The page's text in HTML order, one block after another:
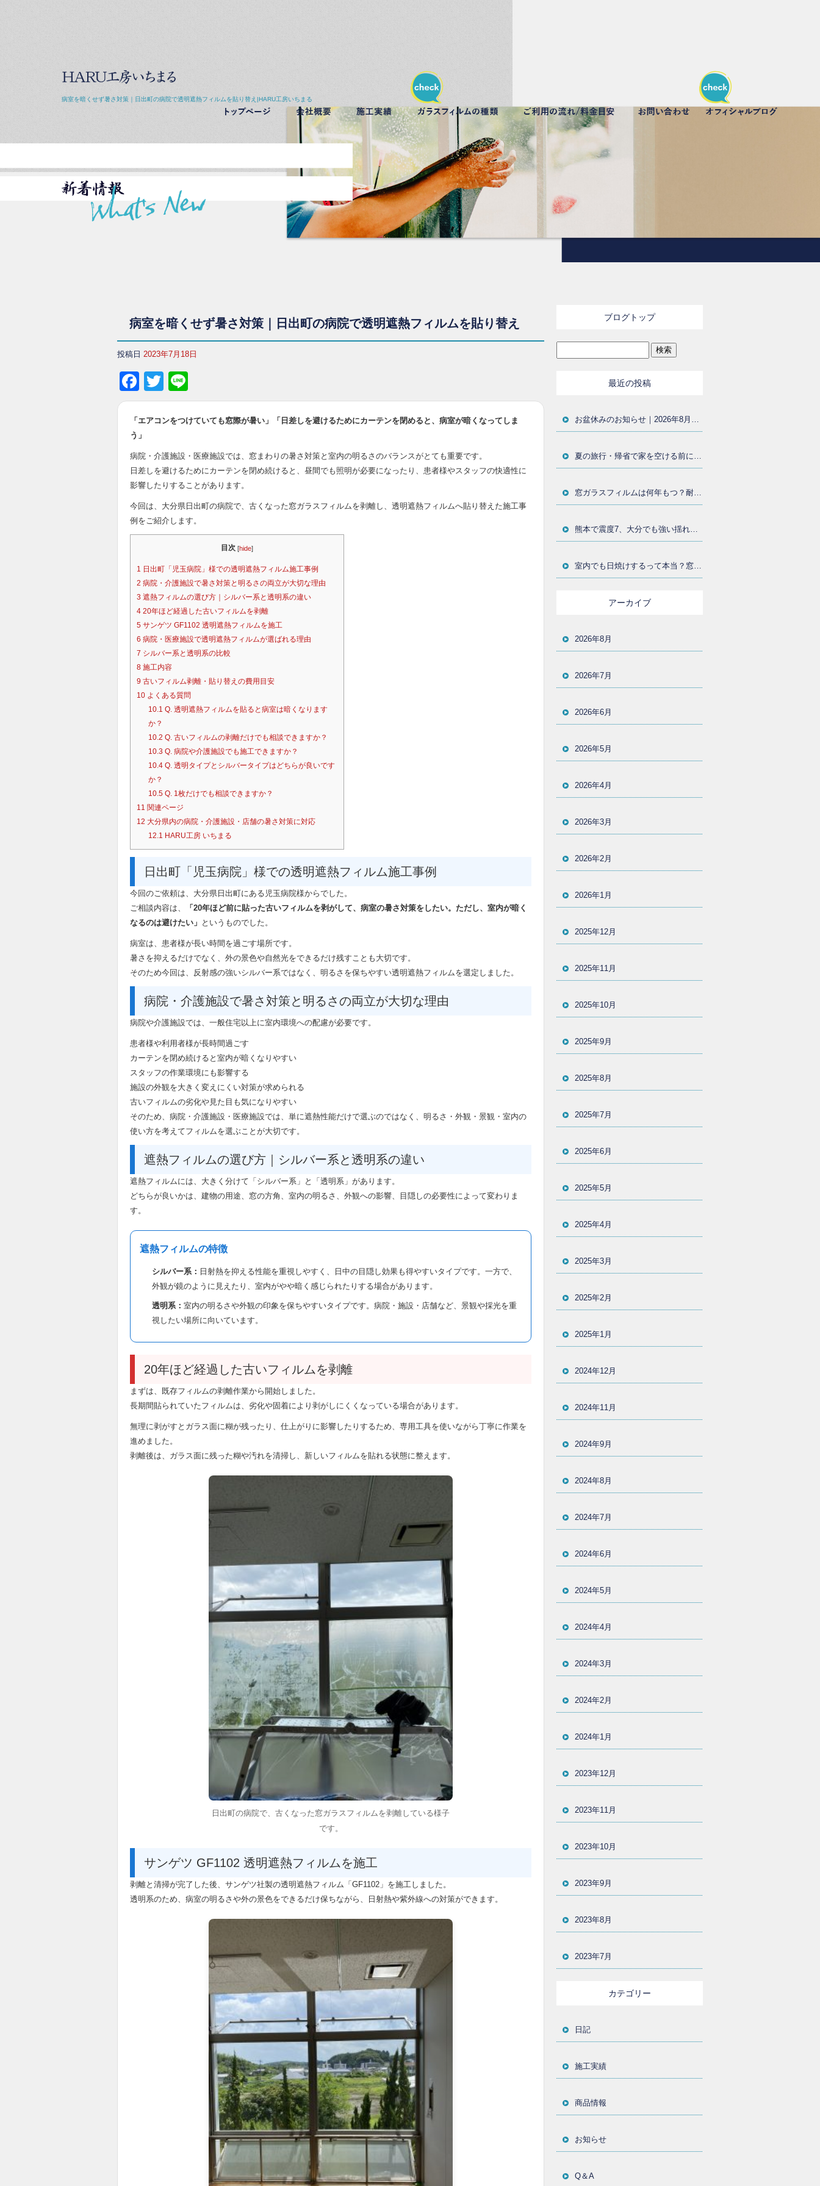
病室を暗くせず暑さ対策｜日出町の病院で透明遮熱フィルムを貼り替え|HARU工房いちまる
病室を暗くせず暑さ対策｜日出町の病院で透明遮熱フィルムを貼り替え
投稿日 2023年7月18日
Facebook
Twitter
「エアコンをつけていても窓際が暑い」「日差しを避けるためにカーテンを閉めると、病室が暗くなってしま
う」
病院・介護施設・医療施設では、窓まわりの暑さ対策と室内の明るさのバランスがとても重要です。
日差しを避けるためにカーテンを閉め続けると、昼間でも照明が必要になったり、患者様やスタッフの快適性に
影響したりすることがあります。
今回は、大分県日出町の病院で、古くなった窓ガラスフィルムを剥離し、透明遮熱フィルムへ貼り替えた施工事
例をご紹介します。
目次 [hide]
1 日出町「児玉病院」様での透明遮熱フィルム施工事例
2 病院・介護施設で暑さ対策と明るさの両立が大切な理由
3 遮熱フィルムの選び方｜シルバー系と透明系の違い
4 20年ほど経過した古いフィルムを剥離
5 サンゲツ GF1102 透明遮熱フィルムを施工
6 病院・医療施設で透明遮熱フィルムが選ばれる理由
7 シルバー系と透明系の比較
8 施工内容
9 古いフィルム剥離・貼り替えの費用目安
10 よくある質問
10.1 Q. 透明遮熱フィルムを貼ると病室は暗くなります
か？
10.2 Q. 古いフィルムの剥離だけでも相談できますか？
10.3 Q. 病院や介護施設でも施工できますか？
10.4Q. 透明タイプとシルバータイプはどちらが良いです
か？
10.5Q. 1枚だけでも相談できますか？
11 関連ページ
12 大分県内の病院・介護施設・店舗の暑さ対策に対応
12.1 HARU工房 いちまる
日出町「児玉病院」様での透明遮熱フィルム施工事例
今回のご依頼は、大分県日出町にある児玉病院様からでした。
ご相談内容は、
「20年ほど前に貼った古いフィルムを剥がして、病室の暑さ対策をしたい。ただし、室内が暗く
なるのは避けたい」 というものでした。
病室は、患者様が長い時間を過ごす場所です。
暑さを抑えるだけでなく、外の景色や自然光をできるだけ残すことも大切です。
そのため今回は、反射感の強いシルバー系ではなく、明るさを保ちやすい透明遮熱フィルムを選定しました。
病院・介護施設で暑さ対策と明るさの両立が大切な理由
病院や介護施設では、一般住宅以上に室内環境への配慮が必要です。
患者様や利用者様が長時間過ごす
カーテンを閉め続けると室内が暗くなりやすい
スタッフの作業環境にも影響する
施設の外観を大きく変えにくい対策が求められる
古いフィルムの劣化や見た目も気になりやすい
そのため、病院・介護施設・医療施設では、単に遮熱性能だけで選ぶのではなく、明るさ・外観・景観・室内の
使い方を考えてフィルムを選ぶことが大切です。
遮熱フィルムの選び方｜シルバー系と透明系の違い
遮熱フィルムには、大きく分けて「シルバー系」と「透明系」があります。
どちらが良いかは、建物の用途、窓の方角、室内の明るさ、外観への影響、目隠しの必要性によって変わりま
す。
遮熱フィルムの特徴
シルバー系： 日射熱を抑える性能を重視しやすく、日中の目隠し効果も得やすいタイプです。一方で、
外観が鏡のように見えたり、室内がやや暗く感じられたりする場合があります。
透明系： 室内の明るさや外観の印象を保ちやすいタイプです。病院・施設・店舗など、景観や採光を重
視したい場所に向いています。
20年ほど経過した古いフィルムを剥離
まずは、既存フィルムの剥離作業から開始しました。
長期間貼られていたフィルムは、劣化や固着により剥がしにくくなっている場合があります。
無理に剥がすとガラス面に糊が残ったり、仕上がりに影響したりするため、専用工具を使いながら丁寧に作業を
進めました。
剥離後は、ガラス面に残った糊や汚れを清掃し、新しいフィルムを貼れる状態に整えます。
日出町の病院で、古くなった窓ガラスフィルムを剥離している様子
です。
サンゲツ GF1102 透明遮熱フィルムを施工
剥離と清掃が完了した後、サンゲツ社製の透明遮熱フィルム「GF1102」を施工しました。
透明系のため、病室の明るさや外の景色をできるだけ保ちながら、日射熱や紫外線への対策ができます。
ブログトップ
最近の投稿
お盆休みのお知らせ｜2026年8月11日〜15日まで休業いたします
夏の旅行・帰省で家を空ける前に｜窓まわりの防犯対策と防犯フィルムを大分の施工店が解説
窓ガラスフィルムは何年もつ？耐用年数・貼り替え時期・劣化サインを大分の施工店が解説
熊本で震度7、大分でも強い揺れ｜地震後に確認したい窓ガラスと飛散防止フィルム
室内でも日焼けするって本当？窓からの紫外線対策とUVカットフィルムの選び方を大分の施工店が解説
アーカイブ
2026年8月
2026年7月
2026年6月
2026年5月
2026年4月
2026年3月
2026年2月
2026年1月
2025年12月
2025年11月
2025年10月
2025年9月
2025年8月
2025年7月
2025年6月
2025年5月
2025年4月
2025年3月
2025年2月
2025年1月
2024年12月
2024年11月
2024年9月
2024年8月
2024年7月
2024年6月
2024年5月
2024年4月
2024年3月
2024年2月
2024年1月
2023年12月
2023年11月
2023年10月
2023年9月
2023年8月
2023年7月
カテゴリー
日記
施工実績
商品情報
お知らせ
Q＆A